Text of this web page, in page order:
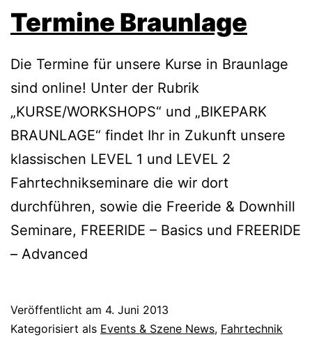
Termine Braunlage
Die Termine für unsere Kurse in Braunlage
sind online! Unter der Rubrik
„KURSE/WORKSHOPS“ und „BIKEPARK
BRAUNLAGE“ findet Ihr in Zukunft unsere
klassischen LEVEL 1 und LEVEL 2
Fahrtechnikseminare die wir dort
durchführen, sowie die Freeride & Downhill
Seminare, FREERIDE – Basics und FREERIDE
– Advanced
Veröffentlicht am 4. Juni 2013
Kategorisiert als Events & Szene News, Fahrtechnik